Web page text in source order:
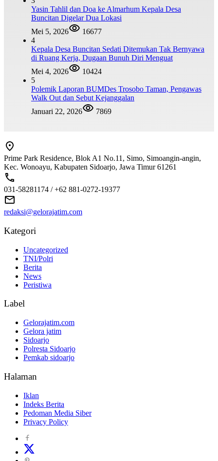
Yasin Tahlil dan Doa ke Almarhum Kepala Desa
Buncitan Digelar Dua Lokasi
Mei 5, 2026
16677
4
Kepala Desa Buncitan Sedati Ditemukan Tak Bernyawa
di Ruang Kerja, Dugaan Bunuh Diri Menguat
Mei 4, 2026
10424
5
Polemik Laporan BUMDes Trosobo Taman, Pengawas
Walk Out dan Sebut Kejanggalan
Januari 22, 2026
7869
Prime Park Residence, Blok A1 No.11, Simo, Simoangin-angin,
Kec. Wonoayu, Kabupaten Sidoarjo, Jawa Timur 61261
031-58281174 / +62 881-0272-19377
redaksi@gelorajatim.com
Kategori
Uncategorized
TNI/Polri
Berita
News
Peristiwa
Label
Gelorajatim.com
Gelora jatim
Sidoarjo
Polresta Sidoarjo
Pemkab sidoarjo
Halaman
Iklan
Indeks Berita
Pedoman Media Siber
Privacy Policy